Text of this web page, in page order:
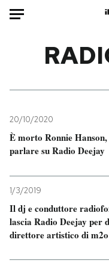
Mondo
Politica
Tecnologia
Scienza
Cultura
Economia
Sport
20/10/2020
È morto Ronnie
parlare su Radio Deejay
1/3/2019
Il dj e conduttore
lascia Radio Deejay per
direttore artistico di m2o